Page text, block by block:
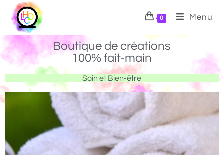
0 Menu
Boutique de créations
100% fait-main
Soin et Bien-être